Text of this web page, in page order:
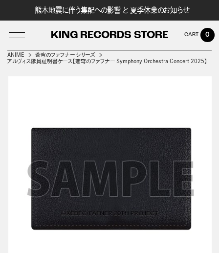
熊本地震に伴う集配への影響 と 夏季休業のお知らせ
KING RECORDS STORE 0
ANIME
蒼穹のファフナー シリーズ
アルヴィス隊員証明書ケース【蒼穹のファフナー Symphony Orchestra Concert 2025】